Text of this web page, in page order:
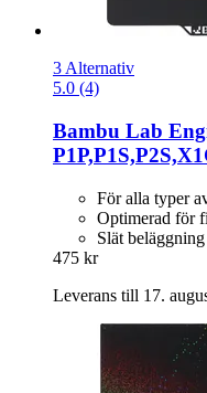
3 Alternativ
5.0 (4)
Bambu Lab
För alla typer
Optimerad för
Slät beläggning
475 kr
Leverans till 17.